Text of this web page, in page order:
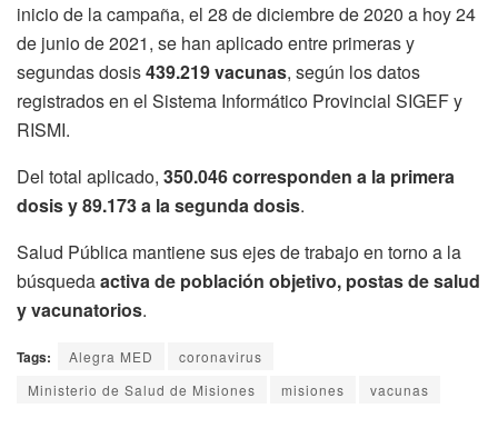
inicio de la campaña, el 28 de diciembre de 2020 a hoy 24
de junio de 2021, se han aplicado entre primeras y
segundas dosis439.219 vacunas, según los datos
registrados en el Sistema Informático Provincial SIGEF y
RISMI.
Del total aplicado, 350.046 corresponden a la primera
dosis y 89.173 a la segunda dosis.
Salud Pública mantiene sus ejes de trabajo en torno a la
búsquedaactiva de población objetivo, postas de salud
y vacunatorios.
Tags: Alegra MED
coronavirus
Ministerio de Salud de Misiones
misiones vacunas